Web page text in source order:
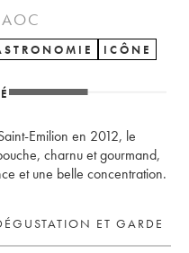
ICÔNE
Emilion en 2012, le
charnu et gourmand,
et une belle concentration.
ET GARDE